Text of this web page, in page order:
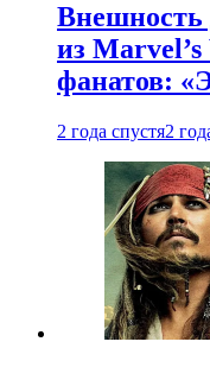
из
фанатов:
2 года спустя2